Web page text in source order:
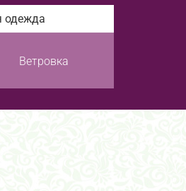
одежда
Ветровка